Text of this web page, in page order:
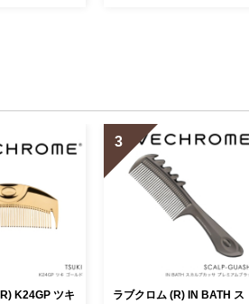
K24GP ツキ
3
ラブクロム (R) IN BATH ス